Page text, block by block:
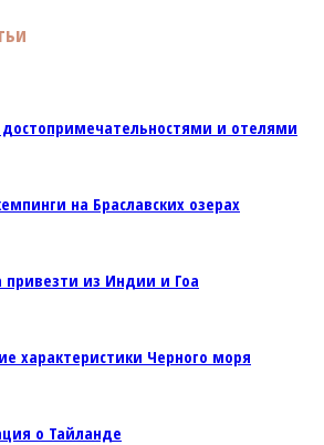
и отелями
на Браславских озерах
привезти из Индии и Гоа
характеристики Черного моря
о Тайланде